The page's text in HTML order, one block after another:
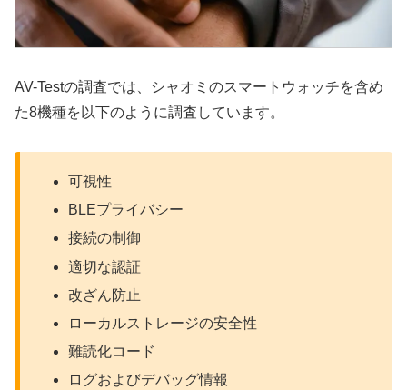
AV-Testの調査では、シャオミのスマートウォッチを含め
た8機種を以下のように調査しています。
可視性
BLEプライバシー
接続の制御
適切な認証
改ざん防止
ローカルストレージの安全性
難読化コード
ログおよびデバッグ情報